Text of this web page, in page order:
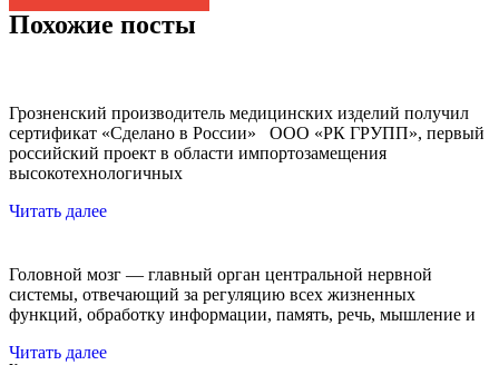
Похожие посты
Грозненский производитель медицинских изделий получил
сертификат «Сделано в России» ООО «РК ГРУПП», первый
российский проект в области импортозамещения
высокотехнологичных
Читать далее
Головной мозг — главный орган центральной нервной
системы, отвечающий за регуляцию всех жизненных
функций, обработку информации, память, речь, мышление и
Читать далее